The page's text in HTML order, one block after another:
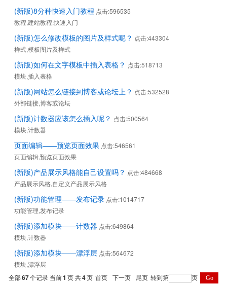
(新版)8分种快速入门教程 点击:596535
教程,建站教程,快速入门
(新版)怎么修改模板的图片及样式呢？ 点击:443304
样式,模板图片及样式
(新版)如何在文字模板中插入表格？ 点击:518713
模块,插入表格
(新版)网站怎么链接到博客或论坛上？ 点击:532528
外部链接,博客或论坛
(新版)计数器应该怎么插入呢？ 点击:500564
模块,计数器
页面编辑——预览页面效果 点击:546561
页面编辑,预览页面效果
(新版)产品展示风格能自己设置吗？ 点击:484668
产品展示风格,自定义产品展示风格
(新版)功能管理——发布记录 点击:1014717
功能管理,发布记录
(新版)添加模块——计数器 点击:649864
模块,计数器
(新版)添加模块——漂浮层 点击:564672
模块,漂浮层
全部67个记录 当前1 页 共4页 首页 下一页 尾页 转到第 页